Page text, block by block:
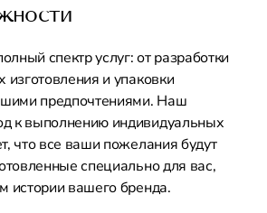
спектр услуг: от разработки
изготовления и упаковки
предпочтениями. Наш
к выполнению индивидуальных
что все ваши пожелания будут
специально для вас,
истории вашего бренда.